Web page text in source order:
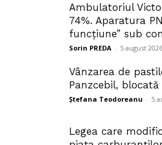
Ambulatoriul
74%. Aparatura
funcțiune” sub
Sorin PREDA - 5 august 2026
Vânzarea de
Panzcebil, blocată
Ștefana Teodoreanu - 5
Legea care